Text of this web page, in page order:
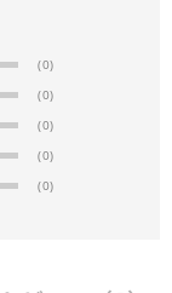
(0)
(0)
(0)
(0)
(0)